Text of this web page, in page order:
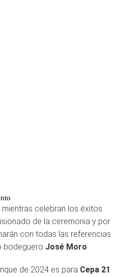
celebran los éxitos
de la ceremonia y por
con todas las referencias
bodeguero José Moro.
de 2024 es para Cepa 21